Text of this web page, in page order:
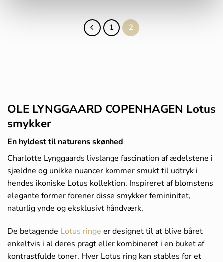
1 2
OLE LYNGGAARD COPENHAGEN Lotus
smykker
En hyldest til naturens skønhed
Charlotte Lynggaards livslange fascination af ædelstene i
sjældne og unikke nuancer kommer smukt til udtryk i
hendes ikoniske Lotus kollektion. Inspireret af blomstens
elegante former forener disse smykker femininitet,
naturlig ynde og eksklusivt håndværk.
De betagende Lotus ringe er designet til at blive båret
enkeltvis i al deres pragt eller kombineret i en buket af
kontrastfulde toner. Hver Lotus ring kan stables for et